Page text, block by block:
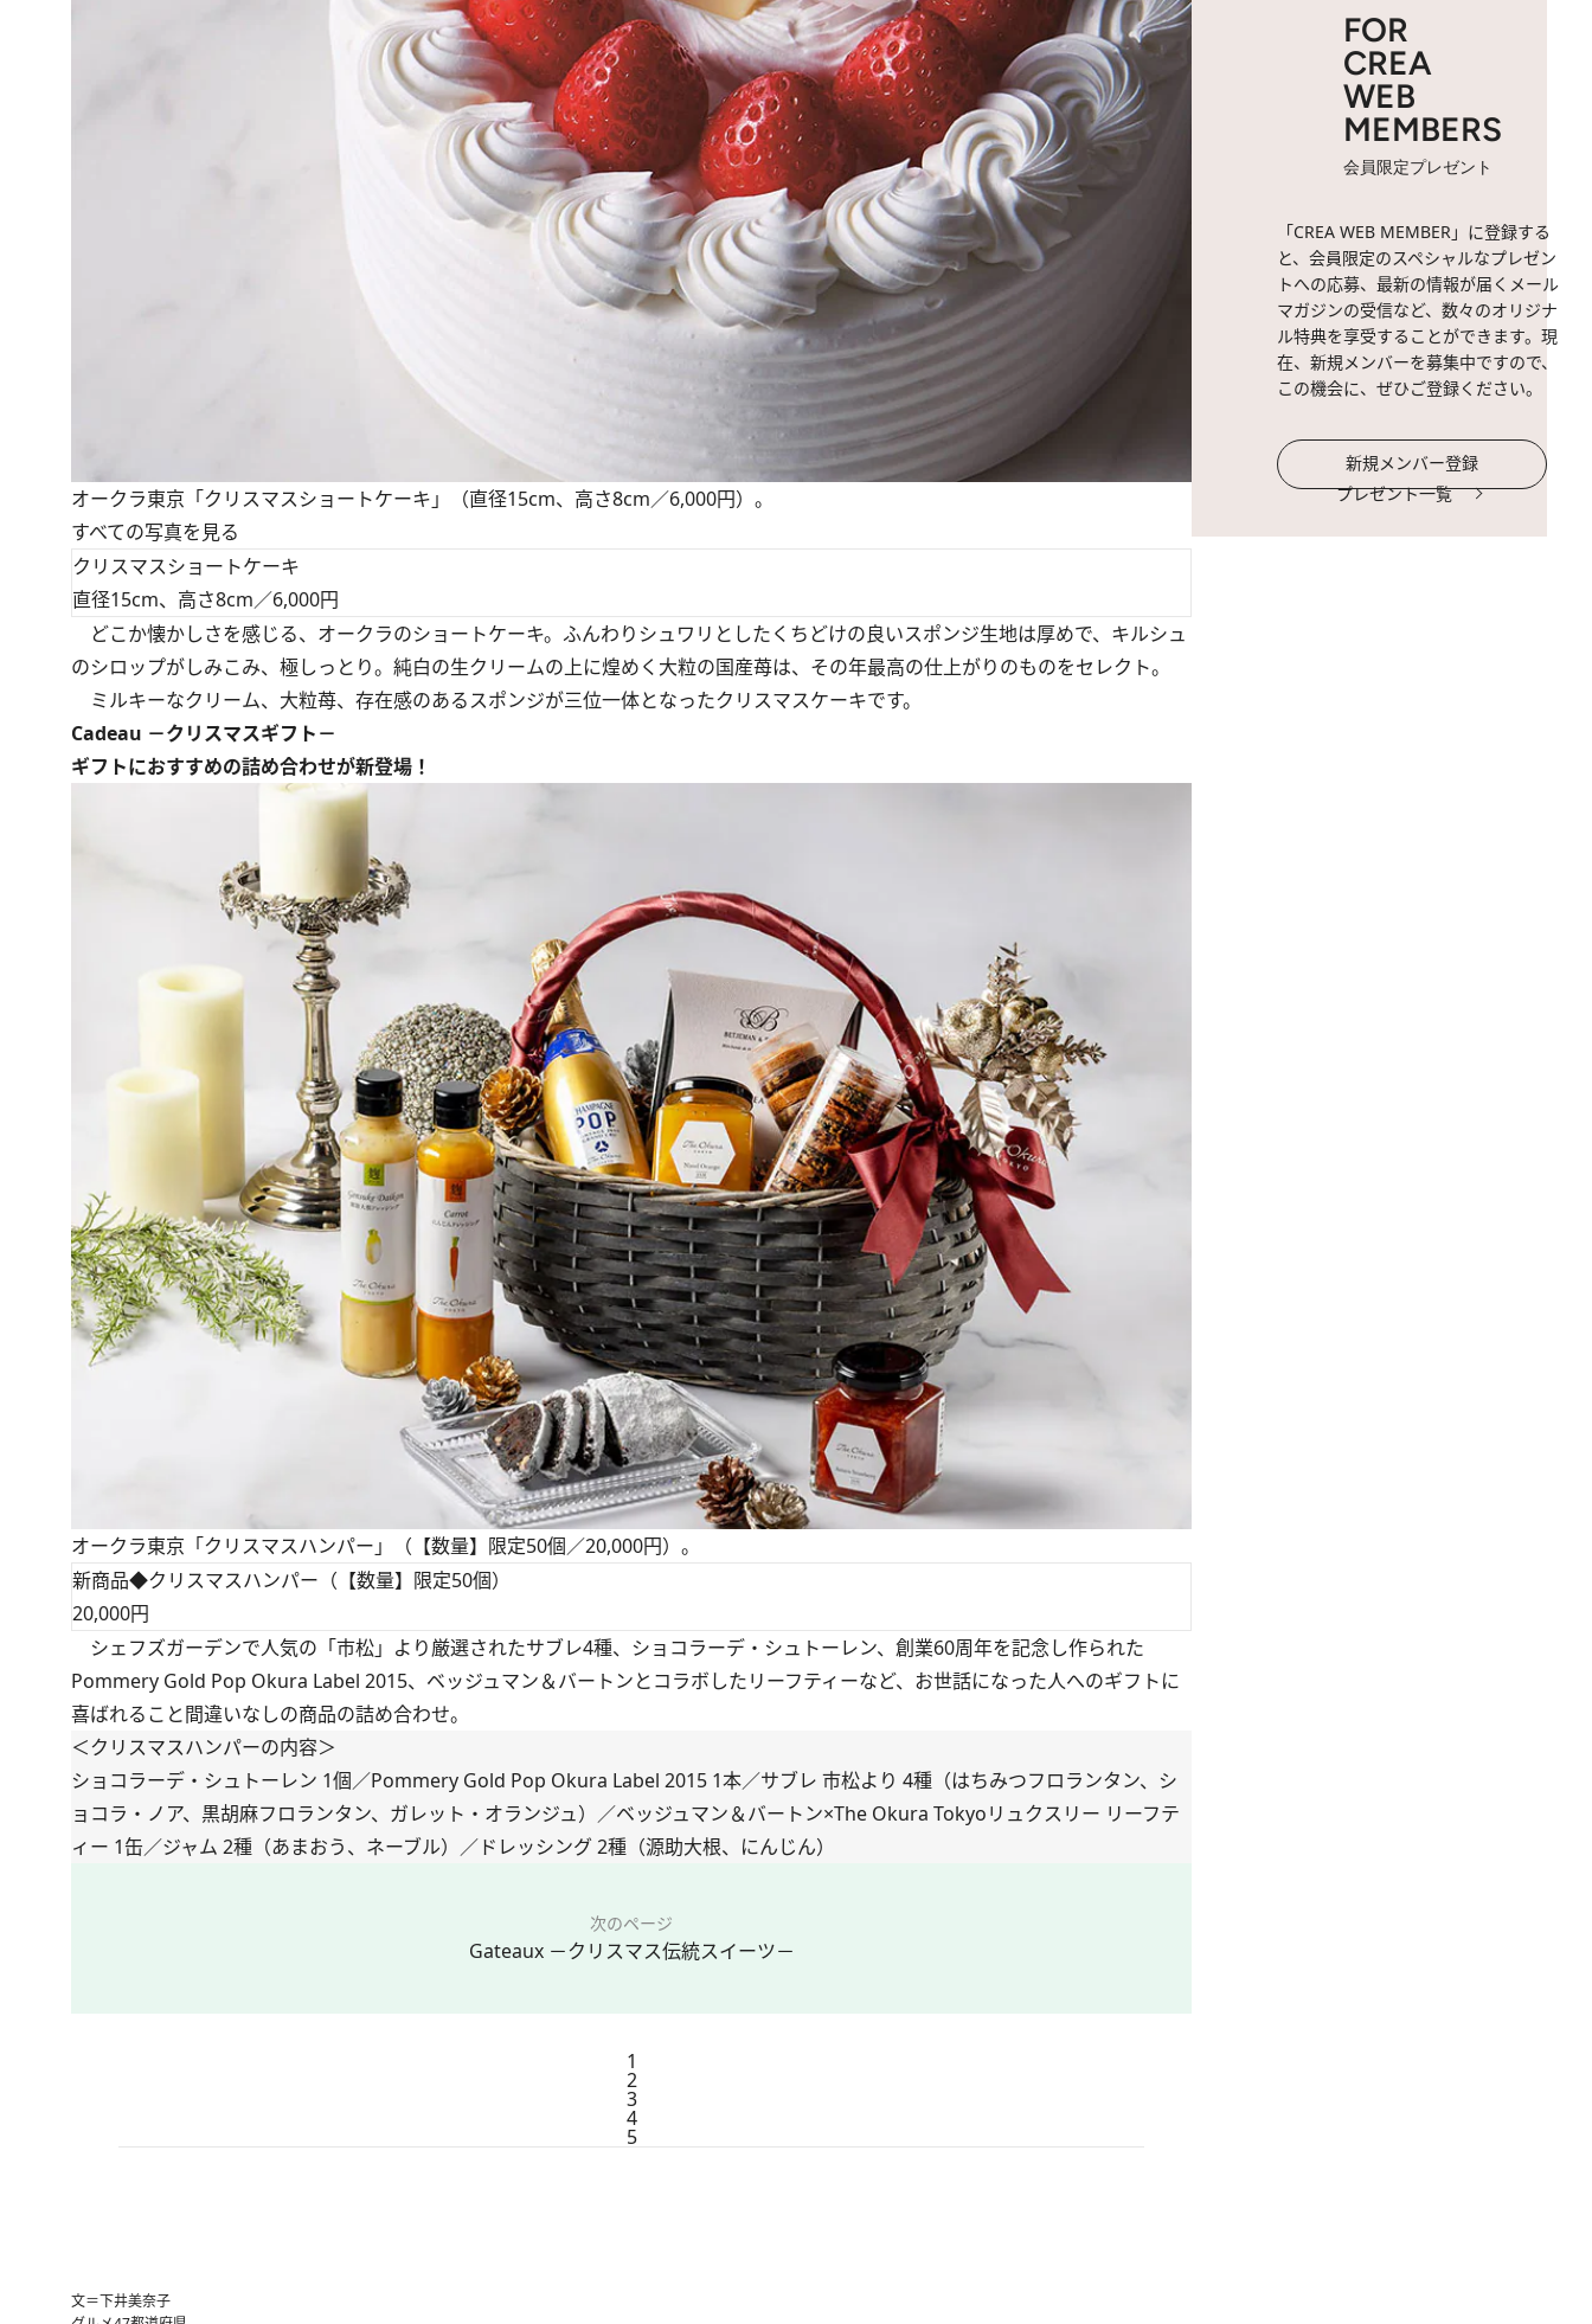
オークラ東京「クリスマスショートケーキ」（直径15cm、高さ8cm／6,000円）。
すべての写真を見る
クリスマスショートケーキ
直径15cm、高さ8cm／6,000円
どこか懐かしさを感じる、オークラのショートケーキ。ふんわりシュワリとしたくちどけの良いスポンジ生地は厚めで、キルシュ
のシロップがしみこみ、極しっとり。純白の生クリームの上に煌めく大粒の国産苺は、その年最高の仕上がりのものをセレクト。
ミルキーなクリーム、大粒苺、存在感のあるスポンジが三位一体となったクリスマスケーキです。
Cadeau －クリスマスギフト－
ギフトにおすすめの詰め合わせが新登場！
オークラ東京「クリスマスハンパー」（【数量】限定50個／20,000円）。
新商品◆クリスマスハンパー（【数量】限定50個）
20,000円
シェフズガーデンで人気の「市松」より厳選されたサブレ4種、ショコラーデ・シュトーレン、創業60周年を記念し作られた
Pommery Gold Pop Okura Label 2015、ベッジュマン＆バートンとコラボしたリーフティーなど、お世話になった人へのギフトに
喜ばれること間違いなしの商品の詰め合わせ。
＜クリスマスハンパーの内容＞
ショコラーデ・シュトーレン 1個／Pommery Gold Pop Okura Label 2015 1本／サブレ 市松より 4種（はちみつフロランタン、シ
ョコラ・ノア、黒胡麻フロランタン、ガレット・オランジュ）／ベッジュマン＆バートン×The Okura Tokyoリュクスリー リーフテ
ィー 1缶／ジャム 2種（あまおう、ネーブル）／ドレッシング 2種（源助大根、にんじん）
次のページ
Gateaux －クリスマス伝統スイーツ－
1
2
3
4
5
文＝下井美奈子
FOR
CREA
WEB
MEMBERS
会員限定プレゼント
「CREA WEB MEMBER」に登録する
と、会員限定のスペシャルなプレゼン
トへの応募、最新の情報が届くメール
マガジンの受信など、数々のオリジナ
ル特典を享受することができます。現
在、新規メンバーを募集中ですので、
この機会に、ぜひご登録ください。
新規メンバー登録
プレゼント一覧